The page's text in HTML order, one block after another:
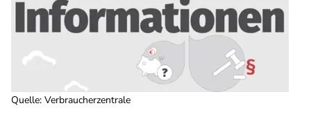
Quelle: Verbraucherzentrale